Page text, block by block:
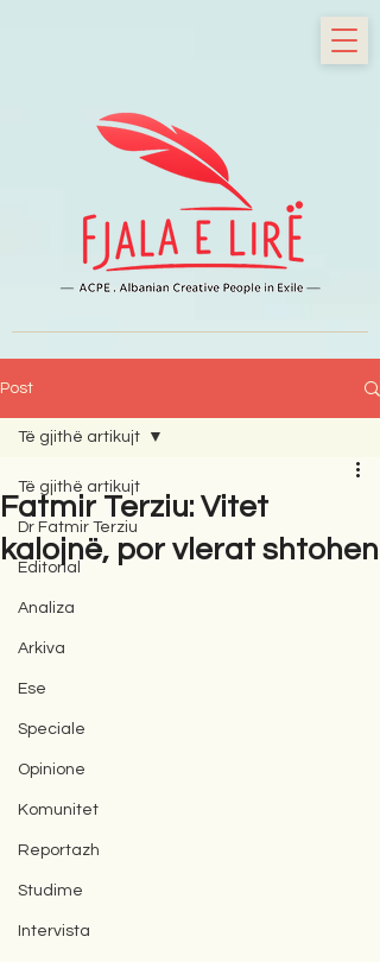
Post
Të gjithë artikujt
Dr Fatmir Terziu
Editorial
Analiza
Arkiva
Ese
Speciale
Opinione
Komunitet
Reportazh
Studime
Intervista
Të gjithë artikujt
Fatmir Terziu: Vitet
kalojnë, por vlerat shtohen